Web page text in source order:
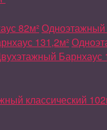
82м²Одноэтажный
131,2м²
Барнхаус
классический